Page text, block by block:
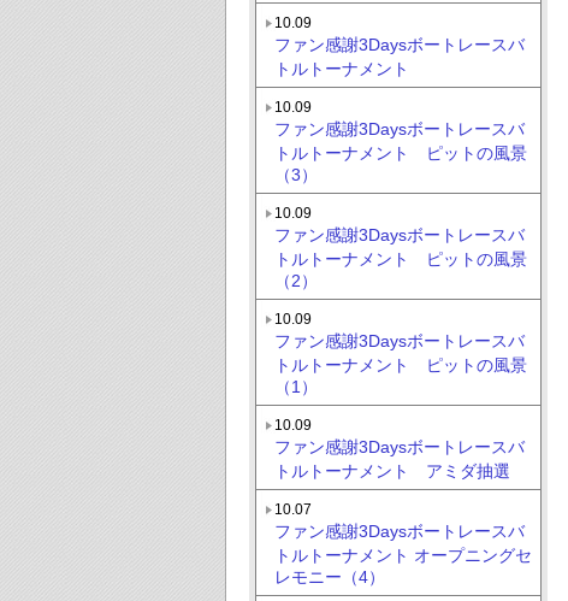
10.09
ファン感謝3Daysボートレースバ
トルトーナメント
10.09
ファン感謝3Daysボートレースバ
トルトーナメント ピットの風景
（3）
10.09
ファン感謝3Daysボートレースバ
トルトーナメント ピットの風景
（2）
10.09
ファン感謝3Daysボートレースバ
トルトーナメント ピットの風景
（1）
10.09
ファン感謝3Daysボートレースバ
トルトーナメント アミダ抽選
10.07
ファン感謝3Daysボートレースバ
トルトーナメント オープニングセ
レモニー（4）